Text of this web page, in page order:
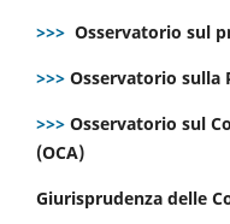
>>> Osservatorio sul
>>> Osservatorio sulla
>>> Osservatorio sul
(OCA)
Giurisprudenza delle